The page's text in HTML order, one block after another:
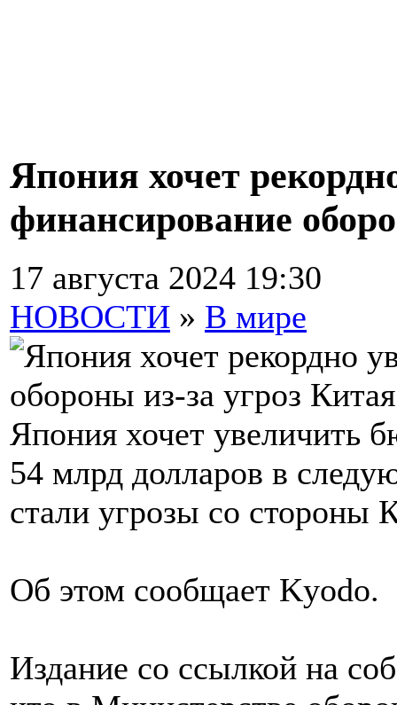
Япония хочет
финансирование
17 августа 2024 19:30
НОВОСТИ » В мире
Япония хочет увеличить
54 млрд долларов в
стали угрозы со стороны
Об этом сообщает Kyodo.
Издание со ссылкой на